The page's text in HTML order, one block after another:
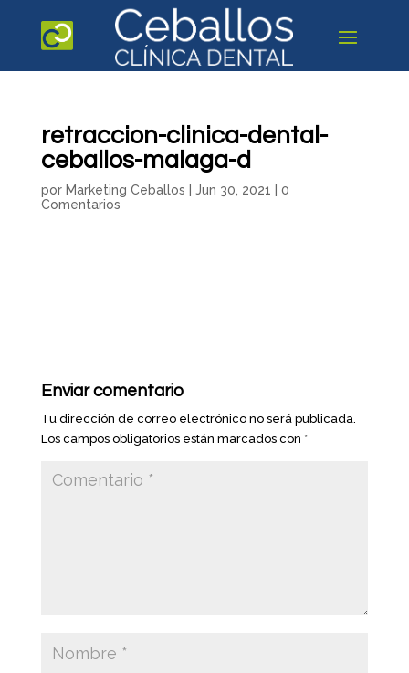
retraccion-clinica-dental-
ceballos-malaga-d
por Marketing Ceballos Jun 30, 2021
0
Comentarios
Enviar comentario
Tu dirección de correo electrónico no será publicada.
Los campos obligatorios están marcados con *